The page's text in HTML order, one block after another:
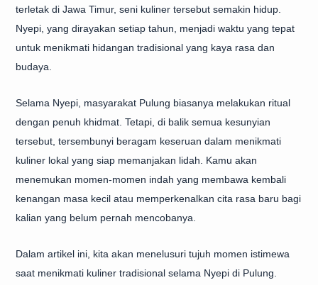
terletak di Jawa Timur, seni kuliner tersebut semakin hidup.
Nyepi, yang dirayakan setiap tahun, menjadi waktu yang tepat
untuk menikmati hidangan tradisional yang kaya rasa dan
budaya.
Selama Nyepi, masyarakat Pulung biasanya melakukan ritual
dengan penuh khidmat. Tetapi, di balik semua kesunyian
tersebut, tersembunyi beragam keseruan dalam menikmati
kuliner lokal yang siap memanjakan lidah. Kamu akan
menemukan momen-momen indah yang membawa kembali
kenangan masa kecil atau memperkenalkan cita rasa baru bagi
kalian yang belum pernah mencobanya.
Dalam artikel ini, kita akan menelusuri tujuh momen istimewa
saat menikmati kuliner tradisional selama Nyepi di Pulung.